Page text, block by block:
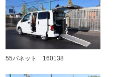
55バネット 160138